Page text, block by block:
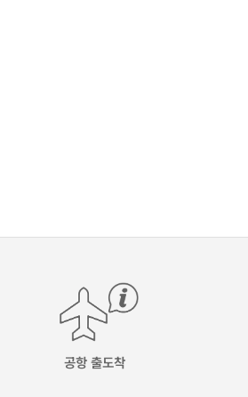
공항 출도착